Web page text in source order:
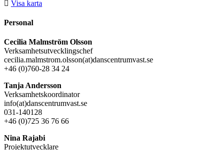
Visa karta
Personal
Cecilia Malmström Olsson
Verksamhetsutvecklingschef
cecilia.malmstrom.olsson(at)danscentrumvast.se
+46 (0)760-28 34 24
Tanja Andersson
Verksamhetskoordinator
info(at)danscentrumvast.se
031-140128
+46 (0)725 36 76 66
Nina Rajabi
Projektutvecklare